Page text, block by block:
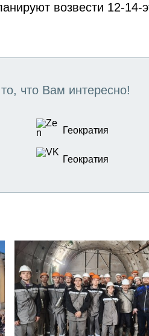
возвести 12-
что Вам интересно!
Геократия
Геократия